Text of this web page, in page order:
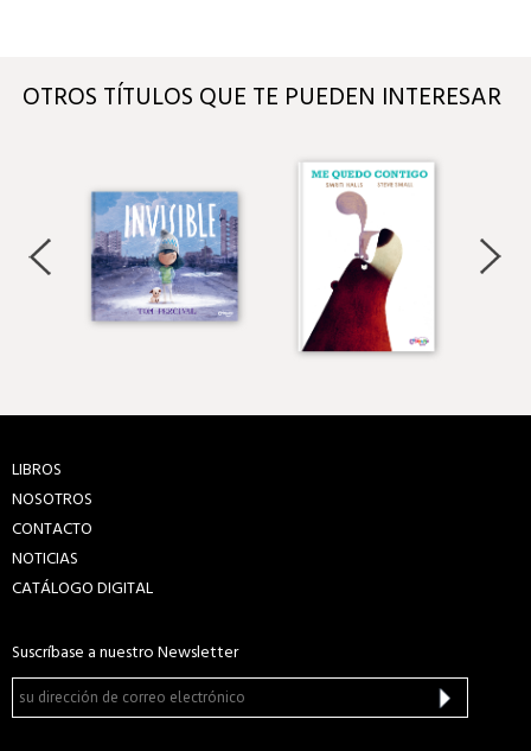
OTROS TÍTULOS QUE TE PUEDEN INTERESAR
LIBROS
NOSOTROS
CONTACTO
NOTICIAS
CATÁLOGO DIGITAL
Suscríbase a nuestro Newsletter